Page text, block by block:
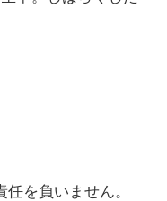
を負いません。